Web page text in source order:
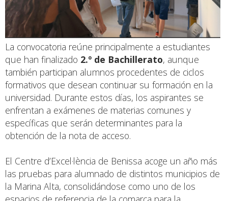
La convocatoria reúne principalmente a estudiantes
que han finalizado 2.º de Bachillerato, aunque
también participan alumnos procedentes de ciclos
formativos que desean continuar su formación en la
universidad. Durante estos días, los aspirantes se
enfrentan a exámenes de materias comunes y
específicas que serán determinantes para la
obtención de la nota de acceso.
El Centre d’Excel·lència de Benissa acoge un año más
las pruebas para alumnado de distintos municipios de
la Marina Alta, consolidándose como uno de los